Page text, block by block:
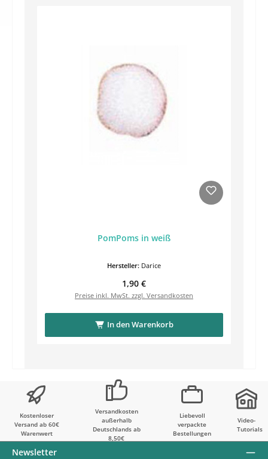
PomPoms in weiß
Hersteller: Darice
Regulärer Preis:
1,90 €
Preise inkl. MwSt. zzgl. Versandkosten
In den Warenkorb
Kostenloser
Versand ab 60€
Warenwert
Versandkosten
außerhalb
Deutschlands ab
8,50€
Liebevoll
verpackte
Bestellungen
Video-
Tutorials
Newsletter